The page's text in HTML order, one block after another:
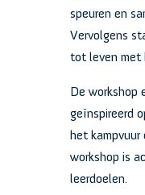
speuren en
Vervolgens
tot leven met
De workshop
geïnspireerd
het
workshop is
leerdoelen.